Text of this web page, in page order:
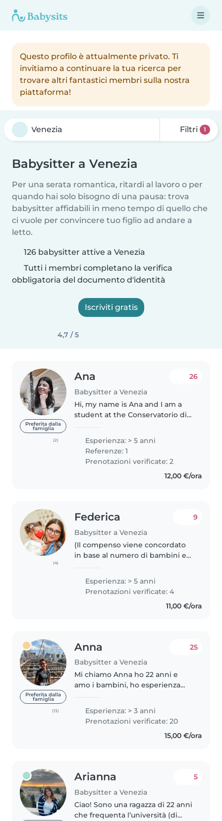
Questo profilo è attualmente privato. Ti
invitiamo a continuare la tua ricerca per
trovare altri fantastici membri sulla nostra
piattaforma!
Filtri 1
Babysitter a Venezia
Per una serata romantica, ritardi al lavoro o per
quando hai solo bisogno di una pausa: trova
babysitter affidabili in meno tempo di quello che
ci vuole per convincere tuo figlio ad andare a
letto.
126 babysitter attive a Venezia
Tutti i membri completano la verifica
obbligatoria del documento d'identità
Iscriviti gratis
4,7 / 5
Preferita dalla
famiglia
(2)
Ana
Babysitter a Venezia
26
Hi, my name is Ana and I am a
student at the Conservatorio di
and I've been babysitting since I
was little (i have a younger
brother and sister) plus..
Esperienza: > 5 anni
Referenze: 1
Prenotazioni verificate: 2
12,00 €/ora
(4)
Federica
Babysitter a Venezia
9
(Il compenso viene concordato
in base al numero di bambini e
babysitter con 6 anni di
esperienza nel prendermi cura..
Esperienza: > 5 anni
Prenotazioni verificate: 4
11,00 €/ora
Preferita dalla
famiglia
(13)
Anna
Babysitter a Venezia
25
Mi chiamo Anna ho 22 anni e
amo i bambini, ho esperienza
in quanto l'ho fatta parecchie
volte a bambini di tutte le età, da
Esperienza: > 3 anni
Prenotazioni verificate: 20
15,00 €/ora
Arianna
Babysitter a Venezia
5
Ciao! Sono una ragazza di 22 anni
che frequenta l’università (di